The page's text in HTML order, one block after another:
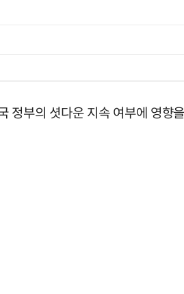
정부의 셧다운 지속 여부에 영향